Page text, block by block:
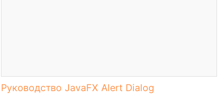
Руководство JavaFX Alert Dialog